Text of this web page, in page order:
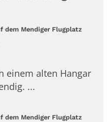
dem Mendiger Flugplatz
einem alten Hangar
...
dem Mendiger Flugplatz